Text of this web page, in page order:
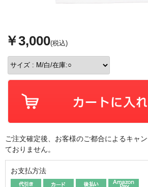
￥3,000(税込)
ご注文確定後、お客様のご都合によるキャ
ておりません。
お支払方法